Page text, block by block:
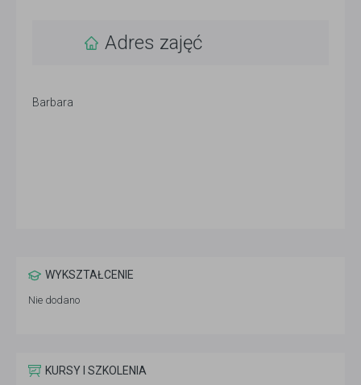
Adres zajęć
Barbara
WYKSZTAŁCENIE
Nie dodano
KURSY I SZKOLENIA